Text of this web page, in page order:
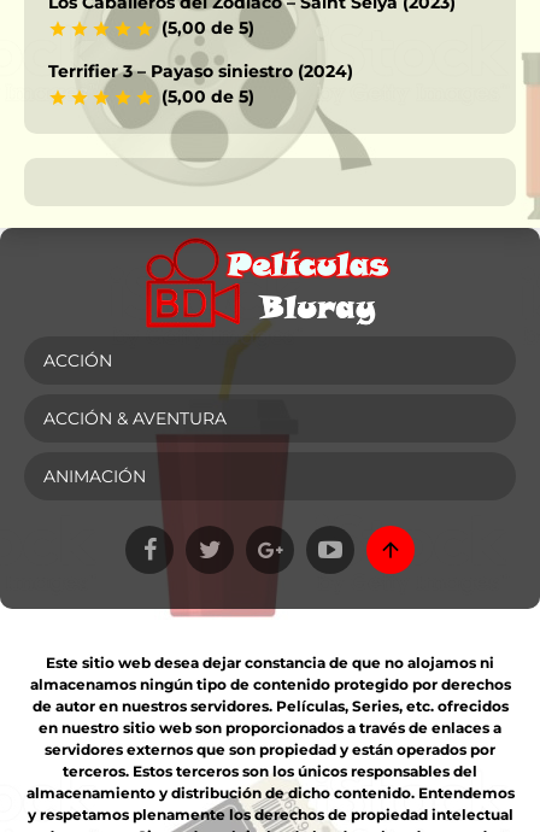
(5,00 de 5)
Terrifier 3 – Payaso siniestro (2024)
(5,00 de 5)
ACCIÓN
ACCIÓN & AVENTURA
ANIMACIÓN
Este sitio web desea dejar constancia de que no alojamos ni
almacenamos ningún tipo de contenido protegido por derechos
de autor en nuestros servidores. Películas, Series, etc. ofrecidos
en nuestro sitio web son proporcionados a través de enlaces a
servidores externos que son propiedad y están operados por
terceros. Estos terceros son los únicos responsables del
almacenamiento y distribución de dicho contenido. Entendemos
y respetamos plenamente los derechos de propiedad intelectual